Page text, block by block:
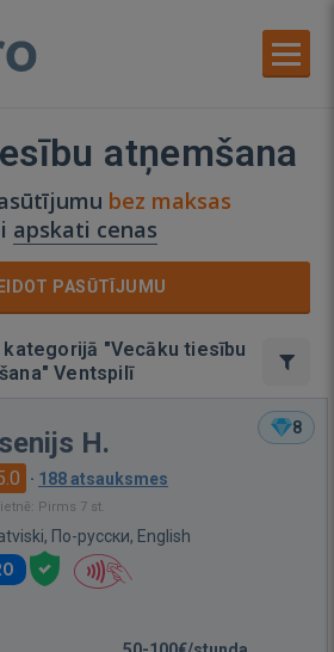
atņemšana
bez maksas
apskati cenas
PASŪTĪJUMU
"Vecāku tiesību
Ventspilī
8
H.
· 188 atsauksmes
Pirms 7 st.
По-русски, English